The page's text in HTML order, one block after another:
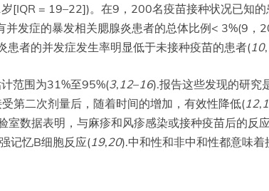
[IQR = 19–22])。在9，200名疫苗接种状况已知
发症的暴发相关腮腺炎患者的总体比例< 3%(9，
者的并发症发生率明显低于未接种疫苗的患者( 10,
范围为31%至95%(3, 12– 16).报告这些发现的研
第二次剂量后，随着时间的增加，有效性降低( 12,
室数据表明，与麻疹和风疹感染或接种疫苗后的反
记忆B细胞反应( 19,20).中和性和非中和性都意味